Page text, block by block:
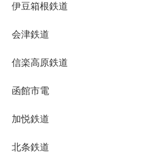
伊豆箱根鉄道
会津鉄道
信楽高原鉄道
函館市電
加悦鉄道
北条鉄道